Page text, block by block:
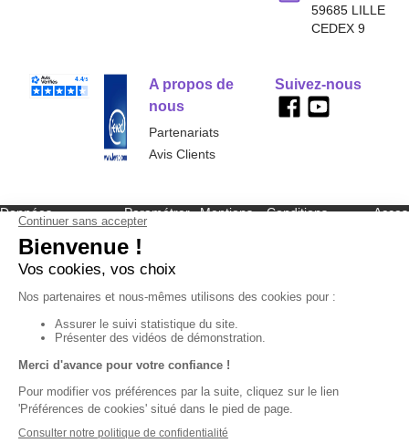
A propos de
nous
Partenariats
Avis Clients
59685 LILLE
CEDEX 9
Suivez-nous
Données
personnelles et
cookies
Paramétrer
les cookies
Mentions
Conditions